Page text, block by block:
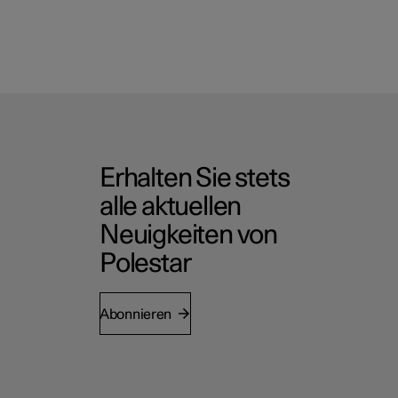
Erhalten Sie stets
alle aktuellen
Neuigkeiten von
Polestar
Abonnieren